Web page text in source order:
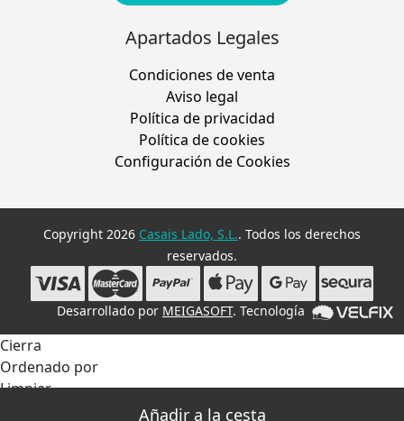
Apartados Legales
Condiciones de venta
Aviso legal
Política de privacidad
Política de cookies
Configuración de Cookies
Copyright 2026 Casais Lado, S.L.. Todos los derechos
reservados.
Desarrollado por MEIGASOFT. Tecnología
Cierra
Ordenado por
Limpiar